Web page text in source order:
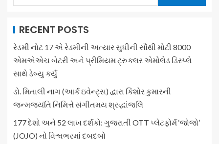
RECENT POSTS
રેડમી નોટ 17 એ રેડમીની અત્યાર સુધીની સૌથી મોટી 8000
એમએએચ બેટરી અને પ્રીમિયમ ટ્રુકલર એમોલેડ ડિસ્પ્લે
સાથે ડેબ્યુ કર્યું
ડો. મિતાલી નાગ (આર્ક ઇવેન્ટ્સ) દ્વારા કિશોર કુમારની
જન્મજયંતિ નિમિત્તે સંગીતમય શ્રદ્ધાંજલિ
177 દેશો અને 52 લાખ દર્શકો: ગુજરાતી OTT પ્લેટફોર્મ ‘જોજો’
(JOJO) નો વિશ્વભરમાં દબદબો